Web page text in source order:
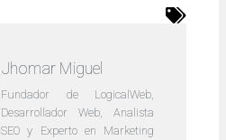
Jhomar Miguel
Fundador de LogicalWeb,
Desarrollador Web, Analista
SEO y Experto en Marketing